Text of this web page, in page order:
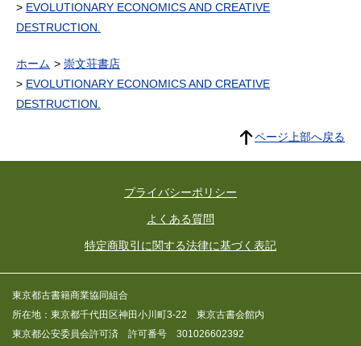
EVOLUTIONARY ECONOMICS AND CREATIVE
DESTRUCTION.
ホーム
崇文荘書店
EVOLUTIONARY ECONOMICS AND CREATIVE
DESTRUCTION.
ページ上部へ戻る
プライバシーポリシー
よくある質問
特定商取引に関する法律に基づく表記
東京都古書籍商業協同組合
所在地：東京都千代田区神田小川町3-22 東京古書会館内
東京都公安委員会許可済 許可番号 301026602392